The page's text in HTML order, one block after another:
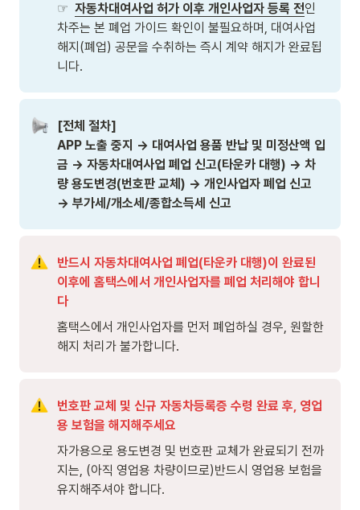
☞ 자동차대여사업 허가 이후 개인사업자 등록 전인
차주는 본 폐업 가이드 확인이 불필요하며, 대여사업
해지(폐업) 공문을 수취하는 즉시 계약 해지가 완료됩
니다.
[전체 절차]
APP 노출 중지 → 대여사업 용품 반납 및 미정산액 입
금 → 자동차대여사업 폐업 신고(타운카 대행) → 차
량 용도변경(번호판 교체) → 개인사업자 폐업 신고
→ 부가세/개소세/종합소득세 신고
반드시 자동차대여사업 폐업(타운카 대행)이 완료된
이후에 홈택스에서 개인사업자를 폐업 처리해야 합니
다
홈택스에서 개인사업자를 먼저 폐업하실 경우, 원할한
해지 처리가 불가합니다.
번호판 교체 및 신규 자동차등록증 수령 완료 후, 영업
용 보험을 해지해주세요
자가용으로 용도변경 및 번호판 교체가 완료되기 전까
지는, (아직 영업용 차량이므로)반드시 영업용 보험을
유지해주셔야 합니다.